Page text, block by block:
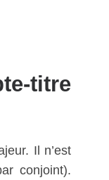
titre
Il n’est
conjoint).